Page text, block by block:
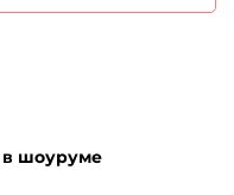
в шоуруме